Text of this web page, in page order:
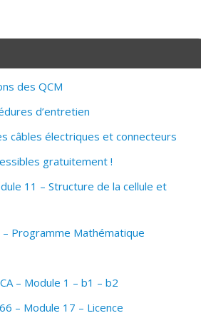
des QCM
d’entretien
câbles électriques et connecteurs
gratuitement !
11 – Structure de la cellule et
– Programme Mathématique
– Module 1 – b1 – b2
– Module 17 – Licence